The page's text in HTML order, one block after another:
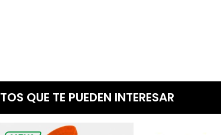
QUE TE PUEDEN INTERESAR